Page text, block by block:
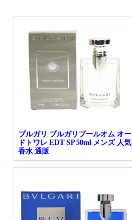
ブルガリ ブルガリプールオム オー
ドトワレ EDT SP 50ml メンズ 人気
香水 通販